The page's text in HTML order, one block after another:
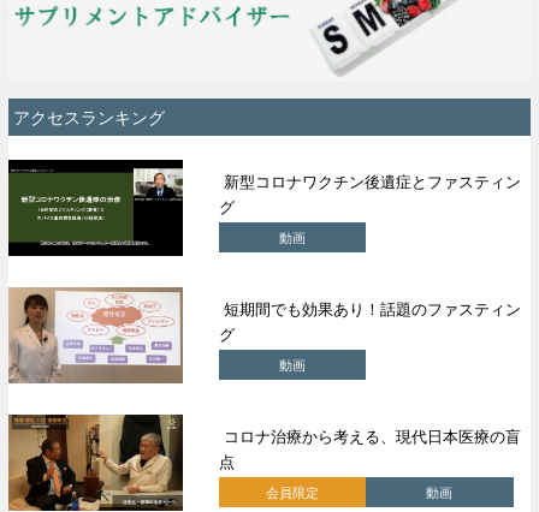
アクセスランキング
新型コロナワクチン後遺症とファスティン
グ
動画
短期間でも効果あり！話題のファスティン
グ
動画
コロナ治療から考える、現代日本医療の盲
点
会員限定 動画